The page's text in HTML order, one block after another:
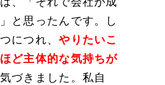
と思ったんです。し
につれ、やりたいこ
ど主体的な気持ちが
づきました。私自